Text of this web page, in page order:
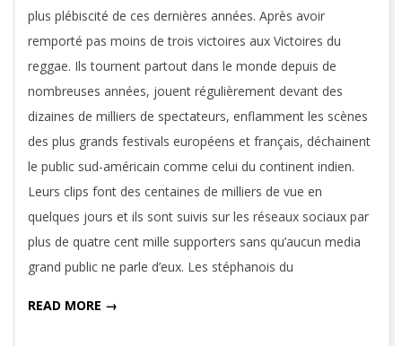
plus plébiscité de ces dernières années. Après avoir
remporté pas moins de trois victoires aux Victoires du
reggae. Ils tournent partout dans le monde depuis de
nombreuses années, jouent régulièrement devant des
dizaines de milliers de spectateurs, enflamment les scènes
des plus grands festivals européens et français, déchainent
le public sud-américain comme celui du continent indien.
Leurs clips font des centaines de milliers de vue en
quelques jours et ils sont suivis sur les réseaux sociaux par
plus de quatre cent mille supporters sans qu’aucun media
grand public ne parle d’eux. Les stéphanois du
READ MORE →